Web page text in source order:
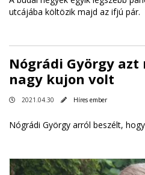
utcájába költözik majd az ifjú pár.
Nógrádi György azt
nagy kujon volt
2021.04.30 Híres ember
Nógrádi György arról beszélt,